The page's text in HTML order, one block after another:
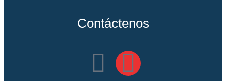
Contáctenos